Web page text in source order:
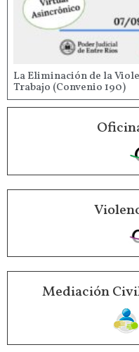
La Eliminación de la
Trabajo (Convenio 190)
Mediación